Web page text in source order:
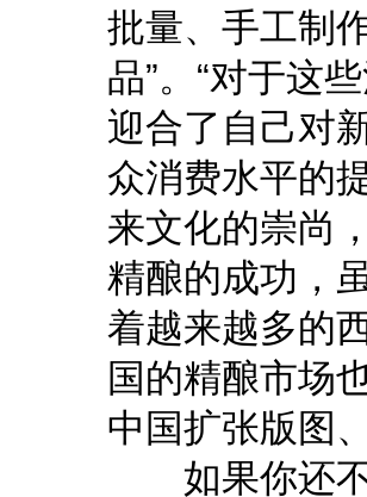
批量、手工制
品”。“对于这
迎合了自己对
众消费水平的
来文化的崇尚
精酿的成功，
着越来越多的
国的精酿市场
中国扩张版图
如果你还不